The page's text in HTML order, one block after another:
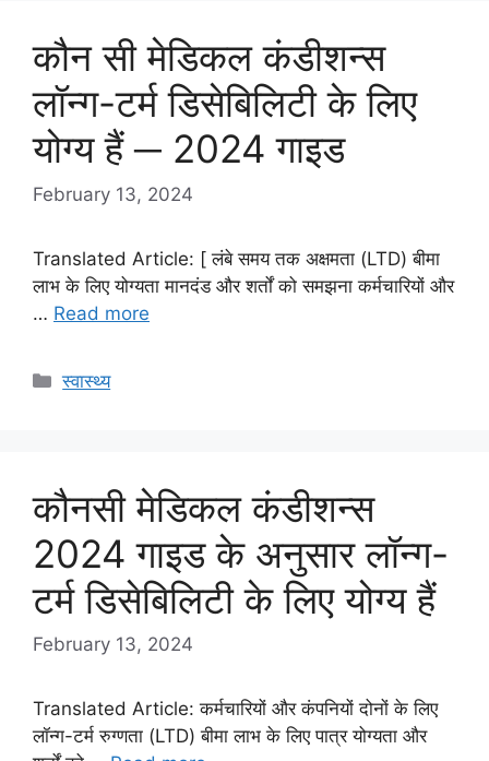
कौन सी मेडिकल कंडीशन्स
लॉन्ग-टर्म डिसेबिलिटी के लिए
योग्य हैं ─ 2024 गाइड
February 13, 2024
Translated Article: [ लंबे समय तक अक्षमता (LTD) बीमा
लाभ के लिए योग्यता मानदंड और शर्तों को समझना कर्मचारियों और
… Read more
Categories
स्वास्थ्य
कौनसी मेडिकल कंडीशन्स
2024 गाइड के अनुसार लॉन्ग-
टर्म डिसेबिलिटी के लिए योग्य हैं
February 13, 2024
Translated Article: कर्मचारियों और कंपनियों दोनों के लिए
लॉन्ग-टर्म रुग्णता (LTD) बीमा लाभ के लिए पात्र योग्यता और